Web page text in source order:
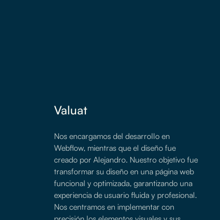
Valuat
Nos encargamos del desarrollo en
Webflow, mientras que el diseño fue
creado por Alejandro. Nuestro objetivo fue
transformar su diseño en una página web
funcional y optimizada, garantizando una
experiencia de usuario fluida y profesional.
Nos centramos en implementar con